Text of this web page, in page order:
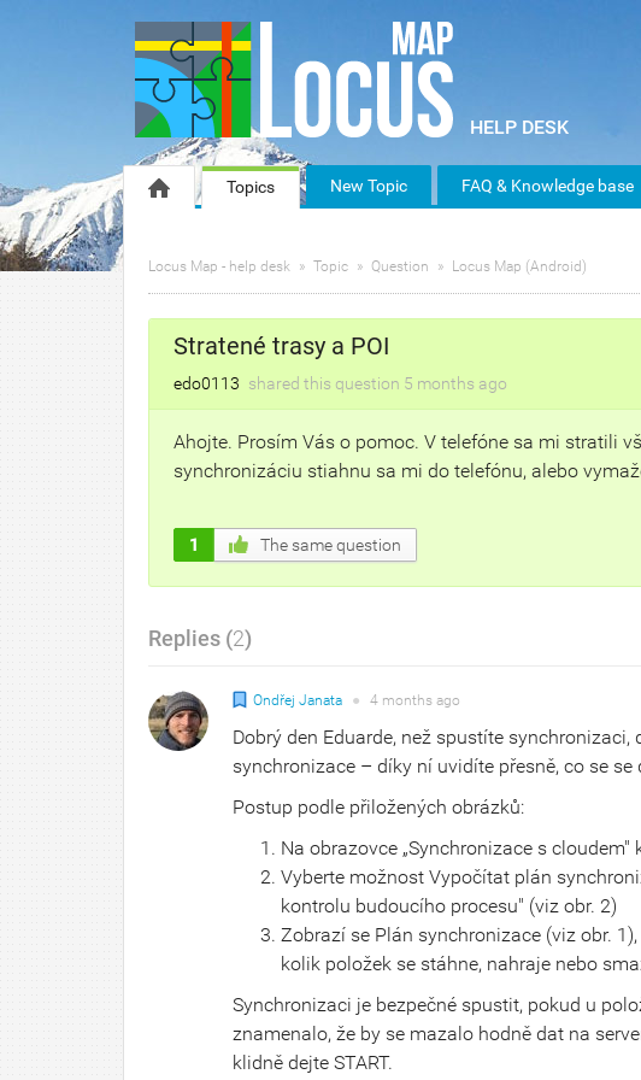
Topics New Topic FAQ & Knowledge base
Locus Map - help desk Topic Question Locus Map (Android)
Stratené trasy a POI
edo0113 shared this question 5 months ago
Ahojte. Prosím Vás o pomoc. V telefóne sa mi stratili
synchronizáciu stiahnu sa mi do telefónu, alebo
1 The same question
Replies (2)
Ondřej Janata ● 4 months ago
Dobrý den Eduarde, než spustíte
synchronizace – díky ní uvidíte přesně, co se
Postup podle přiložených obrázků:
Na obrazovce „Synchronizace s
Vyberte možnost Vypočítat plán
kontrolu budoucího procesu" (viz obr. 2)
Zobrazí se Plán synchronizace (viz obr.
kolik položek se stáhne, nahraje nebo
Synchronizaci je bezpečné spustit, pokud u
znamenalo, že by se mazalo hodně dat na
klidně dejte START.